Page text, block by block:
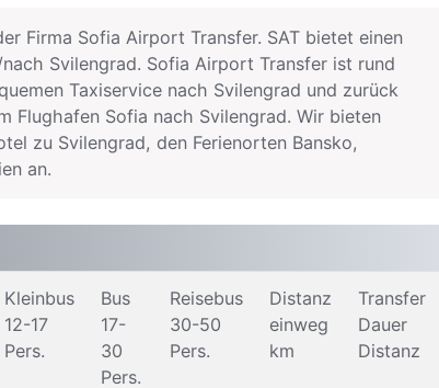
Firma Sofia Airport Transfer. SAT bietet einen
Svilengrad. Sofia Airport Transfer ist rund
Taxiservice nach Svilengrad und zurück
Flughafen Sofia nach Svilengrad. Wir bieten
zu Svilengrad, den Ferienorten Bansko,
an.
Kleinbus
12-17
Pers.
Bus
17-
30
Pers.
Reisebus
30-50
Pers.
Distanz
einweg
km
Transfer
Dauer
Distanz